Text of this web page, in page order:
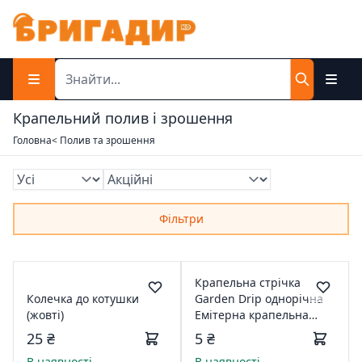
Крапельний полив і зрошення
Головна< Полив та зрошення
Фільтри
Колечка до котушки
(жовті)
25 ₴
Крапельна стрічка
Garden Drip однорічна
Емітерна крапельна
відстань 30см d=16 8 mil
100m
5 ₴